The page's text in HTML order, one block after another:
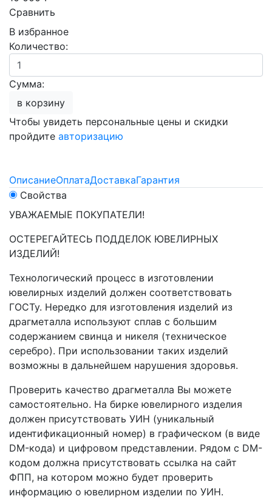
Сравнить
В избранное
Количество:
Сумма:
в корзину
Чтобы увидеть персональные цены и скидки
пройдите авторизацию
ОписаниеОплатаДоставкаГарантия
Свойства
УВАЖАЕМЫЕ ПОКУПАТЕЛИ!
ОСТЕРЕГАЙТЕСЬ ПОДДЕЛОК ЮВЕЛИРНЫХ
ИЗДЕЛИЙ!
Технологический процесс в изготовлении
ювелирных изделий должен соответствовать
ГОСТу. Нередко для изготовления изделий из
драгметалла используют сплав с большим
содержанием свинца и никеля (техническое
серебро). При использовании таких изделий
возможны в дальнейшем нарушения здоровья.
Проверить качество драгметалла Вы можете
самостоятельно. На бирке ювелирного изделия
должен присутствовать УИН (уникальный
идентификационный номер) в графическом (в виде
DM-кода) и цифровом представлении. Рядом с DM-
кодом должна присутствовать ссылка на сайт
ФПП, на котором можно будет проверить
информацию о ювелирном изделии по УИН.